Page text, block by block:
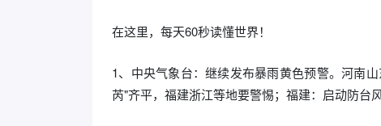
在这里，每天60秒读懂世界！
1、中央气象台：继续发布暴雨黄色预警。河南
芮"齐平，福建浙江等地要警惕；福建：启动防台